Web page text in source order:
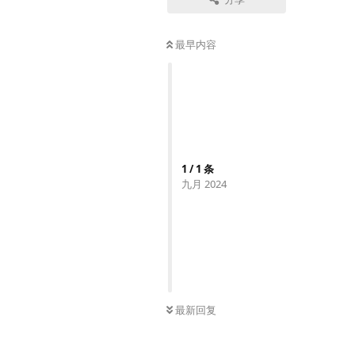
最早内容
1 /1 条
九月 2024
最新回复